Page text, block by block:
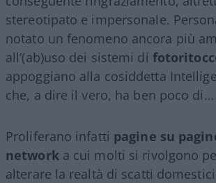
stereotipato e impersonale.
notato un fenomeno ancora più
all’(ab)uso dei sistemi di
appoggiano alla cosiddetta
che, a dire il vero, ha ben poco
Proliferano infatti pagine su
networka cui molti si rivolgono
alterare la realtà di scatti